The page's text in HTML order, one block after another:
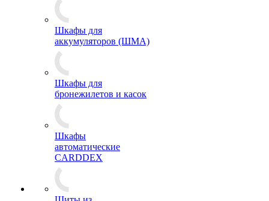
Шкафы для
аккумуляторов (ШМА)
Шкафы для
бронежилетов и касок
Шкафы
автоматические
CARDDEX